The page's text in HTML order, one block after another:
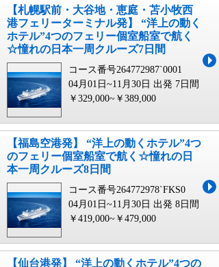
【札幌駅前・大谷地・恵庭・苫小牧西
港フェリーターミナル発】 “洋上の動く
ホテル”4つのフェリー個室船室で航く
☆憧れの日本一周クルーズ7日間
コース番号264772987`0001
04月01日~11月30日 出発 7日間
￥329,000~￥389,000
【福島空港発】 “洋上の動くホテル”4つ
のフェリー個室船室で航く☆憧れの日
本一周クルーズ8日間
コース番号264772978`FKS0
04月01日~11月30日 出発 8日間
￥419,000~￥479,000
【仙台港発】 “洋上の動くホテル”4つの